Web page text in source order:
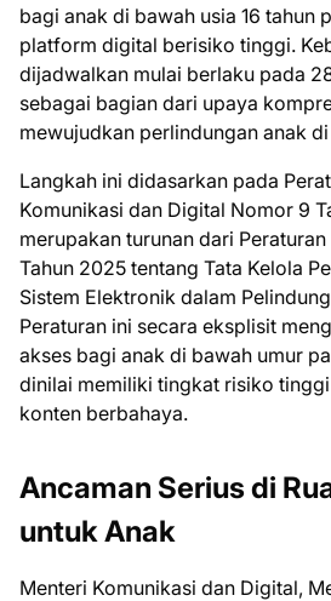
bagi anak di bawah usia 16 tahun
platform digital berisiko tinggi.
dijadwalkan mulai berlaku pada
sebagai bagian dari upaya
mewujudkan perlindungan anak
Langkah ini didasarkan pada
Komunikasi dan Digital Nomor 9
merupakan turunan dari
Tahun 2025 tentang Tata Kelola
Sistem Elektronik dalam
Peraturan ini secara eksplisit
akses bagi anak di bawah umur
dinilai memiliki tingkat risiko
konten berbahaya.
Ancaman Serius di
untuk Anak
Menteri Komunikasi dan Digital,